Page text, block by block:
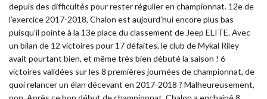
depuis des difficultés pour rester régulier en championnat. 12e de
l’exercice 2017-2018, Chalon est aujourd’hui encore plus bas
puisqu’il pointe à la 13e place du classement de Jeep ELITE. Avec
un bilan de 12 victoires pour 17 défaites, le club de Mykal Riley
avait pourtant bien, et même très bien débuté la saison ! 6
victoires validées sur les 8 premières journées de championnat, de
quoi relancer un élan décevant en 2017-2018 ? Malheureusement,